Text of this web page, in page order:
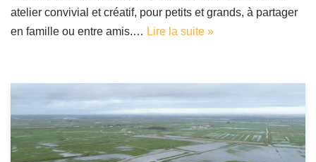
atelier convivial et créatif, pour petits et grands, à partager
en famille ou entre amis.… Lire la suite »